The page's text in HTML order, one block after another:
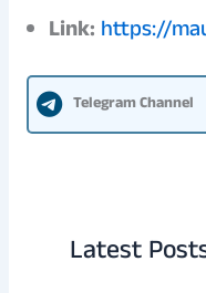
Link: https://
Telegram Channel
Latest